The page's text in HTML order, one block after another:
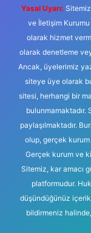
Yasal Uyarı:
ve İletişim Kurumu
olarak hizmet
olarak denetleme
Ancak, üyelerimiz
siteye üye olarak
sitesi, herhangi bir
bulunmamaktadır.
paylaşılmaktadır.
olup, gerçek kurum
Gerçek kurum ve
Sitemiz, kar amacı
platformudur.
düşündüğünüz
bildirmeniz